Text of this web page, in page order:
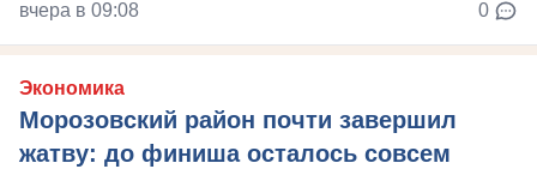
вчера в 09:08 0
Экономика
Морозовский район почти завершил
жатву: до финиша осталось совсем